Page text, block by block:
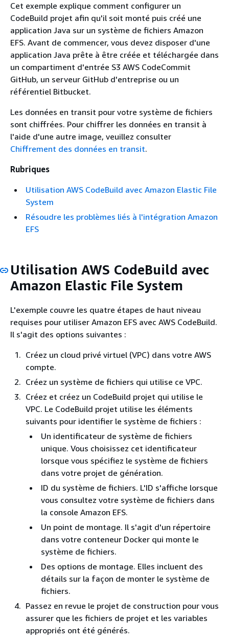
Cet exemple explique comment configurer un
CodeBuild projet afin qu'il soit monté puis créé une
application Java sur un système de fichiers Amazon
EFS. Avant de commencer, vous devez disposer d'une
application Java prête à être créée et téléchargée dans
un compartiment d'entrée S3 AWS CodeCommit
GitHub, un serveur GitHub d'entreprise ou un
référentiel Bitbucket.
Les données en transit pour votre système de fichiers
sont chiffrées. Pour chiffrer les données en transit à
l'aide d'une autre image, veuillez consulter
Chiffrement des données en transit.
Rubriques
Utilisation AWS CodeBuild avec Amazon Elastic File
System
Résoudre les problèmes liés à l'intégration Amazon
EFS
Utilisation AWS CodeBuild avec
Amazon Elastic File System
L'exemple couvre les quatre étapes de haut niveau
requises pour utiliser Amazon EFS avec AWS CodeBuild.
Il s'agit des options suivantes :
Créez un cloud privé virtuel (VPC) dans votre AWS
compte.
Créez un système de fichiers qui utilise ce VPC.
Créez et créez un CodeBuild projet qui utilise le
VPC. Le CodeBuild projet utilise les éléments
suivants pour identifier le système de fichiers :
Un identificateur de système de fichiers
unique. Vous choisissez cet identificateur
lorsque vous spécifiez le système de fichiers
dans votre projet de génération.
ID du système de fichiers. L'ID s'affiche lorsque
vous consultez votre système de fichiers dans
la console Amazon EFS.
Un point de montage. Il s'agit d'un répertoire
dans votre conteneur Docker qui monte le
système de fichiers.
Des options de montage. Elles incluent des
détails sur la façon de monter le système de
fichiers.
Passez en revue le projet de construction pour vous
assurer que les fichiers de projet et les variables
appropriés ont été générés.